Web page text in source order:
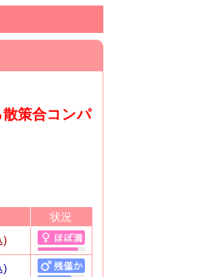
策合コンパ
状況
)
)